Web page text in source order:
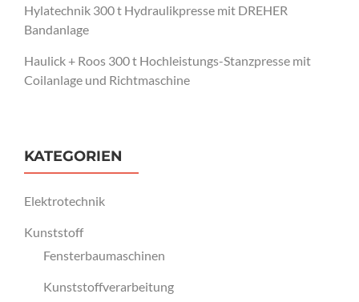
Hylatechnik 300 t Hydraulikpresse mit DREHER
Bandanlage
Haulick + Roos 300 t Hochleistungs-Stanzpresse mit
Coilanlage und Richtmaschine
KATEGORIEN
Elektrotechnik
Kunststoff
Fensterbaumaschinen
Kunststoffverarbeitung